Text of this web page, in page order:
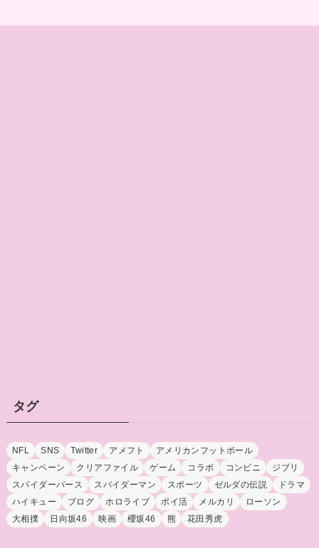
タグ
NFL SNS Twitter アメフト
アメリカンフットボール
キャンペーン
クリアファイル ゲーム コラボ コンビニ
ジブリ
スパイダーバース
スパイダーマン スポーツ ゼルダの伝説
ドラマ
ハイキュー
ブログ ホロライブ ポイ活 メルカリ
ローソン
大相撲
日向坂46 映画 櫻坂46 熊 花田秀虎